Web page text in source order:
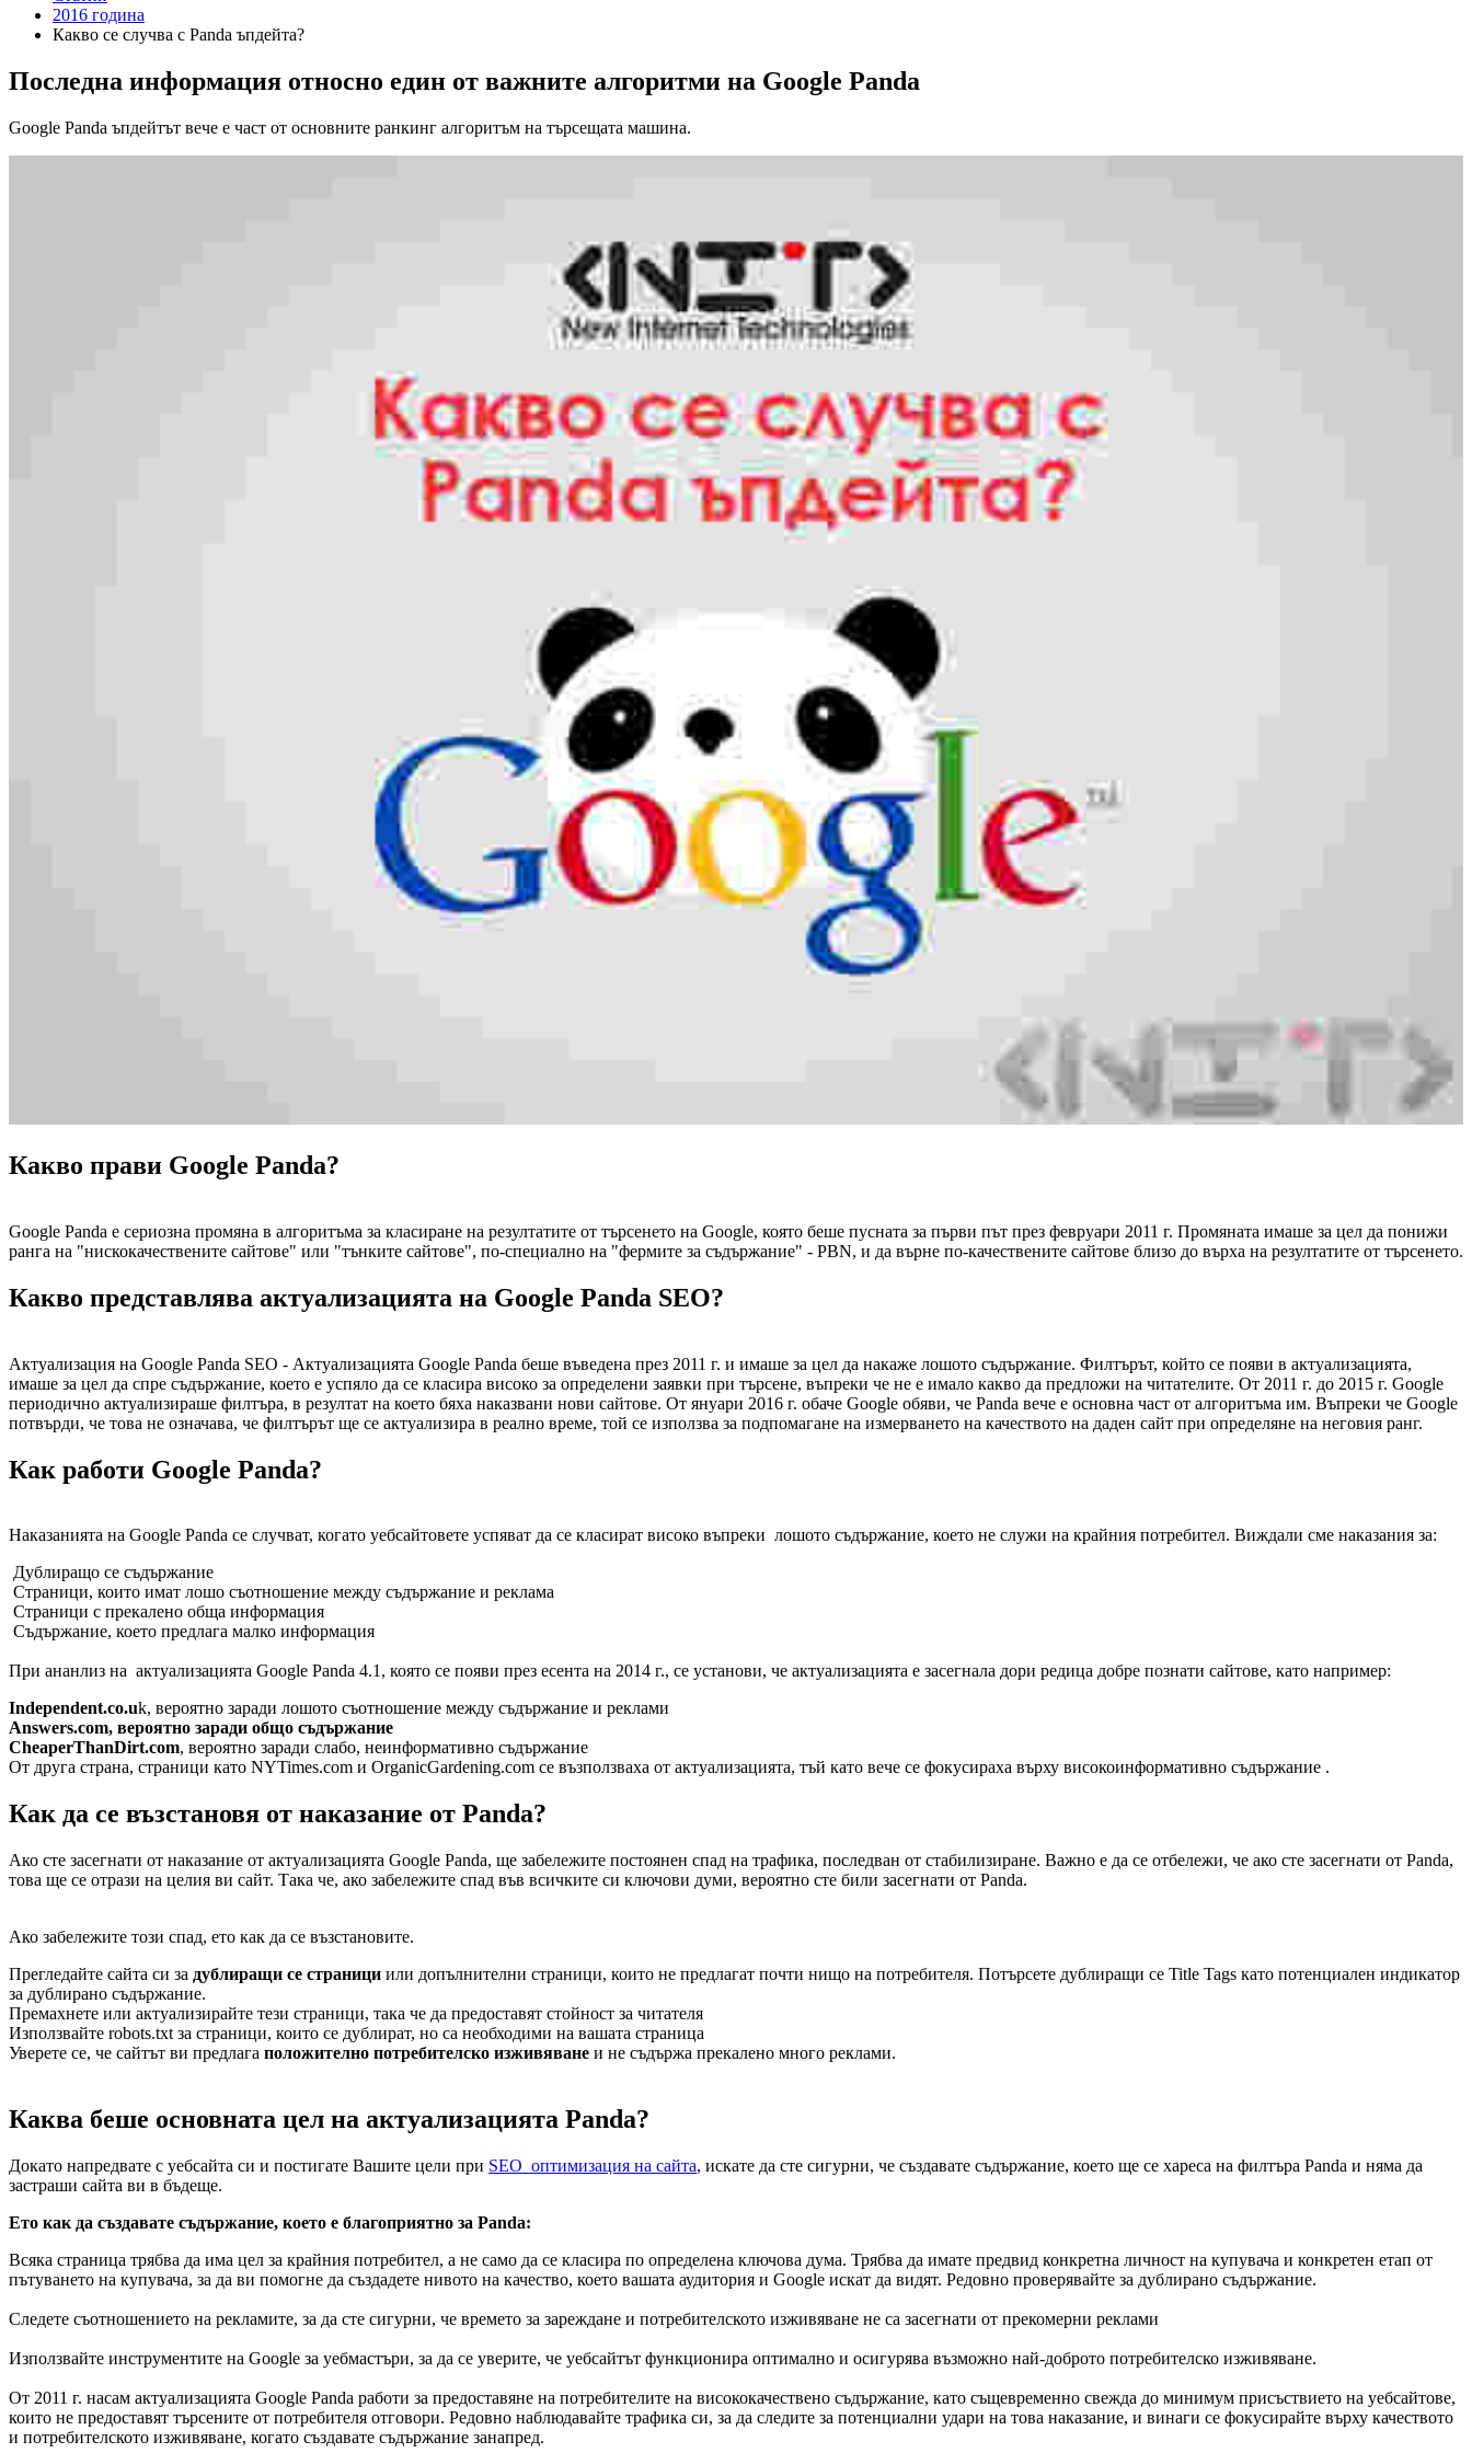
2016 година
Какво се случва с Panda ъпдейта?
Последна информация относно един от важните алгоритми на Google Panda
Google Panda ъпдейтът вече е част от основните ранкинг алгоритъм на търсещата машина.
Какво прави Google Panda?
Google Panda е сериозна промяна в алгоритъма за класиране на резултатите от търсенето на Google, която беше пусната за първи път през февруари 2011 г. Промяната имаше за цел да понижи
ранга на "нискокачествените сайтове" или "тънките сайтове", по-специално на "фермите за съдържание" - PBN, и да върне по-качествените сайтове близо до върха на резултатите от търсенето.
Какво представлява актуализацията на Google Panda SEO?
Актуализация на Google Panda SEO - Актуализацията Google Panda беше въведена през 2011 г. и имаше за цел да накаже лошото съдържание. Филтърът, който се появи в актуализацията,
имаше за цел да спре съдържание, което е успяло да се класира високо за определени заявки при търсене, въпреки че не е имало какво да предложи на читателите. От 2011 г. до 2015 г. Google
периодично актуализираше филтъра, в резултат на което бяха наказвани нови сайтове. От януари 2016 г. обаче Google обяви, че Panda вече е основна част от алгоритъма им. Въпреки че Google
потвърди, че това не означава, че филтърът ще се актуализира в реално време, той се използва за подпомагане на измерването на качеството на даден сайт при определяне на неговия ранг.
Как работи Google Panda?
Наказанията на Google Panda се случват, когато уебсайтовете успяват да се класират високо въпреки лошото съдържание, което не служи на крайния потребител. Виждали сме наказания за:
Дублиращо се съдържание
Страници, които имат лошо съотношение между съдържание и реклама
Страници с прекалено обща информация
Съдържание, което предлага малко информация
При ананлиз на актуализацията Google Panda 4.1, която се появи през есента на 2014 г., се установи, че актуализацията е засегнала дори редица добре познати сайтове, като например:
Independent.co.uk, вероятно заради лошото съотношение между съдържание и реклами
Answers.com, вероятно заради общо съдържание
CheaperThanDirt.com, вероятно заради слабо, неинформативно съдържание
От друга страна, страници като NYTimes.com и OrganicGardening.com се възползваха от актуализацията, тъй като вече се фокусираха върху високоинформативно съдържание .
Как да се възстановя от наказание от Panda?
Ако сте засегнати от наказание от актуализацията Google Panda, ще забележите постоянен спад на трафика, последван от стабилизиране. Важно е да се отбележи, че ако сте засегнати от Panda,
това ще се отрази на целия ви сайт. Така че, ако забележите спад във всичките си ключови думи, вероятно сте били засегнати от Panda.
Ако забележите този спад, ето как да се възстановите.
Прегледайте сайта си за дублиращи се страници или допълнителни страници, които не предлагат почти нищо на потребителя. Потърсете дублиращи се Title Tags като потенциален индикатор
за дублирано съдържание.
Премахнете или актуализирайте тези страници, така че да предоставят стойност за читателя
Използвайте robots.txt за страници, които се дублират, но са необходими на вашата страница
Уверете се, че сайтът ви предлага положително потребителско изживяване и не съдържа прекалено много реклами.
Каква беше основната цел на актуализацията Panda?
Докато напредвате с уебсайта си и постигате Вашите цели при SEO оптимизация на сайта, искате да сте сигурни, че създавате съдържание, което ще се хареса на филтъра Panda и няма да
застраши сайта ви в бъдеще.
Ето как да създавате съдържание, което е благоприятно за Panda:
Всяка страница трябва да има цел за крайния потребител, а не само да се класира по определена ключова дума. Трябва да имате предвид конкретна личност на купувача и конкретен етап от
пътуването на купувача, за да ви помогне да създадете нивото на качество, което вашата аудитория и Google искат да видят. Редовно проверявайте за дублирано съдържание.
Следете съотношението на рекламите, за да сте сигурни, че времето за зареждане и потребителското изживяване не са засегнати от прекомерни реклами
Използвайте инструментите на Google за уебмастъри, за да се уверите, че уебсайтът функционира оптимално и осигурява възможно най-доброто потребителско изживяване.
От 2011 г. насам актуализацията Google Panda работи за предоставяне на потребителите на висококачествено съдържание, като същевременно свежда до минимум присъствието на уебсайтове,
които не предоставят търсените от потребителя отговори. Редовно наблюдавайте трафика си, за да следите за потенциални удари на това наказание, и винаги се фокусирайте върху качеството
и потребителското изживяване, когато създавате съдържание занапред.